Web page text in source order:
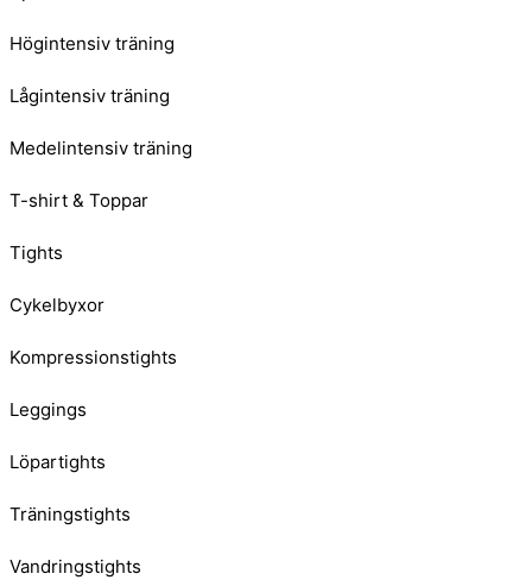
Högintensiv träning
Lågintensiv träning
Medelintensiv träning
T-shirt & Toppar
Tights
Cykelbyxor
Kompressionstights
Leggings
Löpartights
Träningstights
Vandringstights